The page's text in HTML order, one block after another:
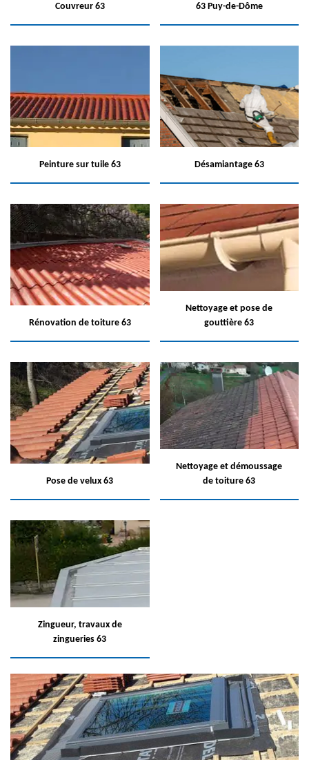
Couvreur 63
63 Puy-de-Dôme
Peinture sur tuile 63 Désamiantage 63
Rénovation de toiture 63
Nettoyage et pose de
gouttière 63
Pose de velux 63
Nettoyage et démoussage
de toiture 63
Zingueur, travaux de
zingueries 63